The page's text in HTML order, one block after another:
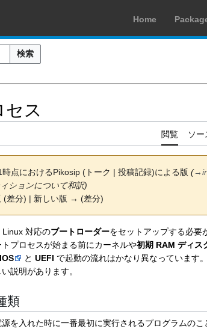
Home
検索
ス
閲覧 ソ
点におけるPikosip ( トーク | 投稿記録)による版 (→
ションについて和訳)
(差分) | 新しい版 → (差分)
Linux 対応のブートローダーをセットアップする必要
プロセスが始まる前にカーネルや初期 RAM ディス
と UEFI で起動の流れはかなり異なっています
説明があります。
類
を入れた時に一番最初に実行されるプログラムのこ